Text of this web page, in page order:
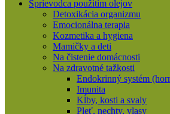
Sprievodca použitím olejov
Detoxikácia organizmu
Emocionálna terapia
Kozmetika a hygiena
Mamičky a deti
Na čistenie domácnosti
Na zdravotné tažkosti
Endokrinný systém
Imunita
Kĺby, kosti a svaly
Pleť, nechty, vlasy